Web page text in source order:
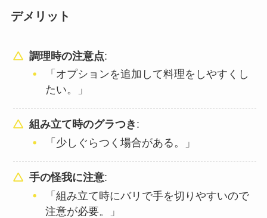
デメリット
調理時の注意点:
「オプションを追加して料理をしやすくし
たい。」
組み立て時のグラつき :
「少しぐらつく場合がある。」
手の怪我に注意:
「組み立て時にバリで手を切りやすいので
注意が必要。」